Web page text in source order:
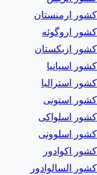
کشور ارمنستان
کشور اروگوئه
کشور ازبکستان
کشور اسپانیا
کشور استرالیا
کشور استونی
کشور اسلواکی
کشور اسلوونی
کشور اکوادور
کشور السالوادور